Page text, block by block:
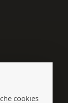
cookies